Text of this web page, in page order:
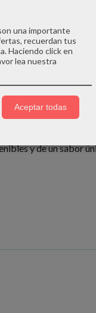
lance del barco.
Bonito del Norte
picual y
fino y
y marisco fresco y
y de un sabor
una importante
recuerdan tus
Haciendo click en
lea nuestra
Aceptar todas